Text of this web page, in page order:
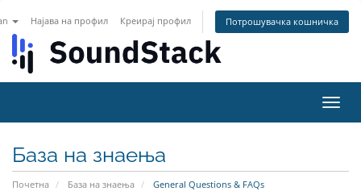
Најава на профил Креирај профил Потрошувачка кошничка
ја
База на знаења
Почетна База на знаења General Questions & FAQs